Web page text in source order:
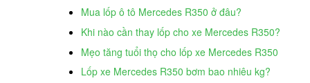
Mua lốp ô tô Mercedes R350 ở đâu?
Khi nào cần thay lốp cho xe Mercedes R350?
Mẹo tăng tuổi thọ cho lốp xe Mercedes R350
Lốp xe Mercedes R350 bơm bao nhiêu kg?